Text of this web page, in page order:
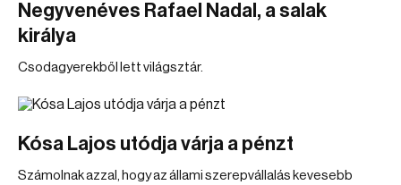
Negyvenéves Rafael Nadal, a salak
királya
Csodagyerekből lett világsztár.
Kósa Lajos utódja várja a pénzt
Számolnak azzal, hogy az állami szerepvállalás kevesebb